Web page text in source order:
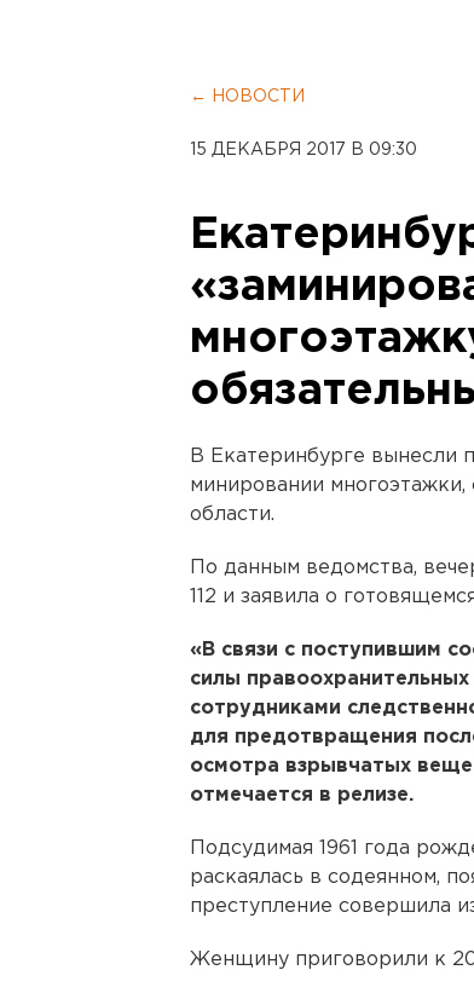
← НОВОСТИ
15 ДЕКАБРЯ 2017 В 09:30
В Екатеринбурге вынесли
минировании
области.
По данным ведомства,
112 и заявила о
«В связи с поступившим
силы
сотрудниками
для предотвращения
осмотра взрывчатых
отмечается в релизе.
Подсудимая 1961 года
раскаялась в содеянном,
преступление совершила
Женщину приговорили к